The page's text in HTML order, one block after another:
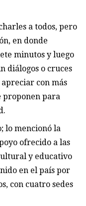
a todos, pero
en donde
minutos y luego
diálogos o cruces
con más
proponen para
lo mencionó la
ofrecido a las
y educativo
en el país por
con cuatro sedes